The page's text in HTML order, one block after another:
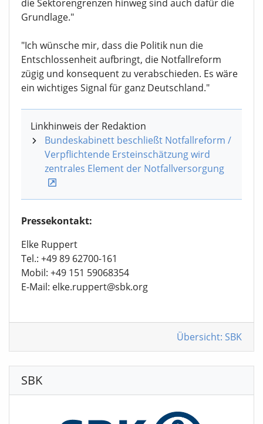
die Sektorengrenzen hinweg sind auch dafür die
Grundlage."
"Ich wünsche mir, dass die Politik nun die
Entschlossenheit aufbringt, die Notfallreform
zügig und konsequent zu verabschieden. Es wäre
ein wichtiges Signal für ganz Deutschland."
Linkhinweis der Redaktion
Bundeskabinett beschließt Notfallreform /
Verpflichtende Ersteinschätzung wird
zentrales Element der Notfallversorgung
Pressekontakt:
Elke Ruppert
Tel.: +49 89 62700-161
Mobil: +49 151 59068354
E-Mail: elke.ruppert@sbk.org
Übersicht: SBK
SBK